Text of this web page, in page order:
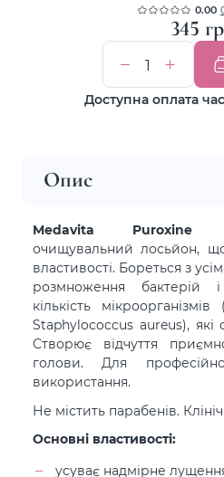
0.00
345
Доступна оплата
Опис
Medavita Puroxine
очищувальний лосьйон,
властивості. Бореться з
розмноження бактерій
кількість
Staphylococcus aureus), які
Створює відчуття
голови. Для
використання.
Не містить парабенів.
Основні властивості:
усуває надмірне